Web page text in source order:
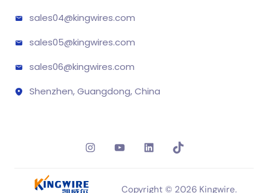
sales04@kingwires.com
sales05@kingwires.com
sales06@kingwires.com
Shenzhen, Guangdong, China
InstagramYouTubeLinkedInTikTok
Copyright © 2026 Kingwire.